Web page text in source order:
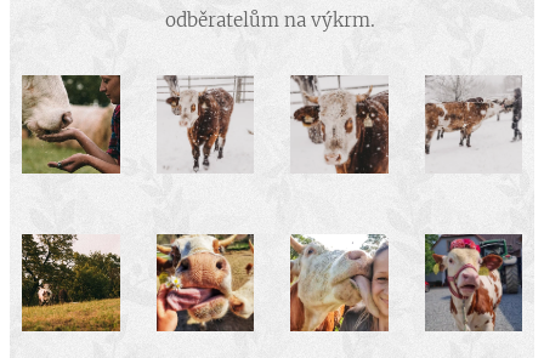
odběratelům na výkrm.